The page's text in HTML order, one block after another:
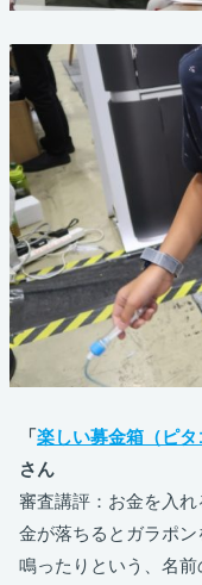
「楽しい募金箱（ピタ
さん
審査講評：お金を入
金が落ちるとガラポ
鳴ったりという、名